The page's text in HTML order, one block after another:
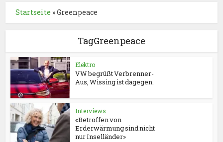
Startseite »Greenpeace
TagGreenpeace
Elektro
VW begrüßt Verbrenner-
Aus, Wissing ist dagegen.
Interviews
«Betroffen von
Erderwärmung sind nicht
nur Inselländer»